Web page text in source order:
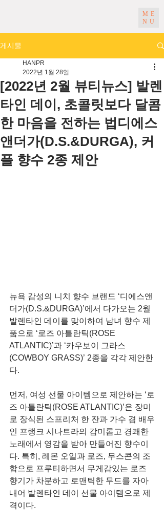
ME
NU
게시물
[2022년 2월 뷰티뉴스] 발렌
타인 데이, 초콜릿보다 달콤
한 마음을 전하는 법디에스
앤더가(D.S.&DURGA), 커
플 향수 2종 제안
HANPR
2022년 1월 28일
뉴욕 감성의 니치 향수 브랜드 ‘디에스앤
더가(D.S.&DURGA)’에서 다가오는 2월
발렌타인 데이를 맞이하여 남녀 향수 제
품으로 ‘로즈 아틀란틱(ROSE
ATLANTIC)’과 ‘카우보이 그라스
(COWBOY GRASS)’ 2종을 각각 제안한
다.
먼저, 여성 선물 아이템으로 제안하는 ‘로
즈 아틀란틱(ROSE ATLANTIC)’은 장미
로 장식된 스프리처 한 잔과 가수 겸 배우
인 프랭크 시나트라의 감미롭고 경쾌한
노래에서 영감을 받아 만들어진 향수이
다. 특히, 레몬 오일과 로즈, 무스콘의 조
합으로 프루티하면서 무게감있는 로즈
향기가 차분하고 로맨틱한 무드를 자아
내어 발렌타인 데이 선물 아이템으로 제
격이다.